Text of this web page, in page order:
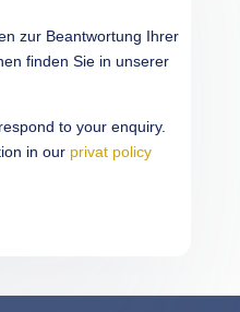
zur Beant­wor­tung Ihrer
finden Sie in unserer
to your enquiry.
in our privat policy